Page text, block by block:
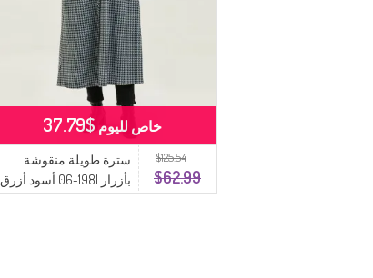
$125.54
$62.99
سترة طويلة منقوشة
بأزرار 1981-06 أسود أزرق
خاص لليوم $37.79